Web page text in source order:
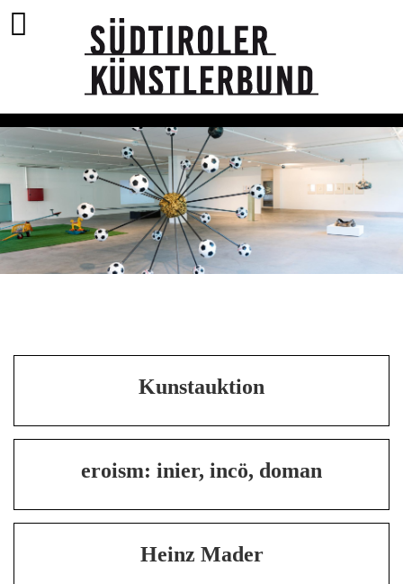
Kunstauktion
eroism: inier, incö, doman
Heinz Mader